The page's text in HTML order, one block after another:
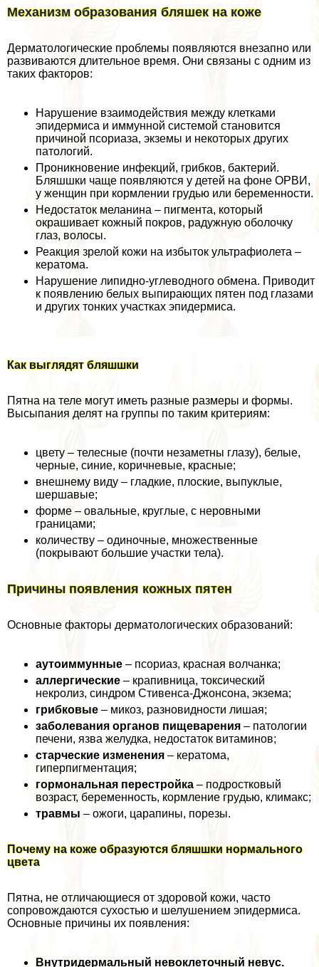
Механизм образования бляшек на коже
Дерматологические проблемы появляются внезапно или
развиваются длительное время. Они связаны с одним из
таких факторов:
Нарушение взаимодействия между клетками
эпидермиса и иммунной системой становится
причиной псориаза, экземы и некоторых других
патологий.
Проникновение инфекций, грибков, бактерий.
Бляшшки чаще появляются у детей на фоне ОРВИ,
у женщин при кормлении гpyдью или беременности.
Недостаток меланина – пигмента, который
окрашивает кожный покров, радужную оболочку
глаз, волосы.
Реакция зрелой кожи на избыток ультрафиолета –
кератома.
Нарушение липидно-углеводного обмена. Приводит
к появлению белых выпирающих пятен под глазами
и других тонких участках эпидермиса.
Как выглядят бляшшки
Пятна на теле могут иметь разные размеры и формы.
Высыпания делят на группы по таким критериям:
цвету – телесные (почти незаметны глазу), белые,
черные, синие, коричневые, красные;
внешнему виду – гладкие, плоские, выпуклые,
шершавые;
форме – овальные, круглые, с неровными
границами;
количеству – одиночные, множественные
(покрывают большие участки тела).
Причины появления кожных пятен
Основные факторы дерматологических образований:
аутоиммунные – псориаз, красная волчанка;
аллергические – крапивница, токсический
некролиз, синдром Стивенса-Джонсона, экзема;
грибковые – микоз, разновидности лишая;
заболевания органов пищеварения – патологии
печени, язва желудка, недостаток витаминов;
старческие изменения – кератома,
гиперпигментация;
гормональная перестройка – подростковый
возраст, беременность, кормление гpyдью, климaкc;
травмы – ожоги, царапины, порезы.
Почему на коже образуются бляшшки нормального
цвета
Пятна, не отличающиеся от здоровой кожи, часто
сопровождаются сухостью и шелушением эпидермиса.
Основные причины их появления:
Внутридермальный невоклеточный невус.